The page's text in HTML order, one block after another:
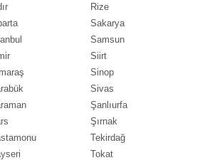
Rize
Sakarya
Samsun
Siirt
Sinop
Sivas
Şanlıurfa
Şırnak
Tekirdağ
Tokat